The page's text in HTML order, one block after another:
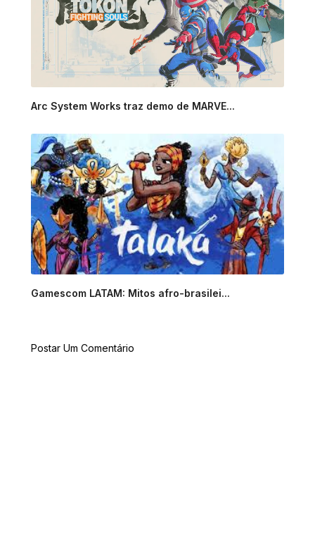
Arc System Works traz demo de MARVE...
Gamescom LATAM: Mitos afro-brasilei...
Postar Um Comentário